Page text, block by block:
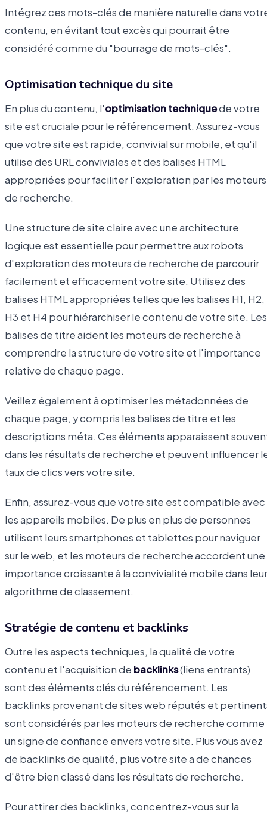
Intégrez ces mots-clés de manière naturelle dans
contenu, en évitant tout excès qui pourrait être
considéré comme du "bourrage de mots-clés".
Optimisation technique du site
En plus du contenu, l'optimisation techniquede votre
site est cruciale pour le référencement. Assurez-vous
que votre site est rapide, convivial sur mobile, et qu'il
utilise des URL conviviales et des balises HTML
appropriées pour faciliter l'exploration par les moteurs
de recherche.
Une structure de site claire avec une architecture
logique est essentielle pour permettre aux robots
d'exploration des moteurs de recherche de parcourir
facilement et efficacement votre site. Utilisez des
balises HTML appropriées telles que les balises H1, H2,
H3 et H4 pour hiérarchiser le contenu de votre site. Les
balises de titre aident les moteurs de recherche à
comprendre la structure de votre site et l'importance
relative de chaque page.
Veillez également à optimiser les métadonnées de
chaque page, y compris les balises de titre et les
descriptions méta. Ces éléments apparaissent
dans les résultats de recherche et peuvent influencer
taux de clics vers votre site.
Enfin, assurez-vous que votre site est compatible avec
les appareils mobiles. De plus en plus de personnes
utilisent leurs smartphones et tablettes pour naviguer
sur le web, et les moteurs de recherche accordent une
importance croissante à la convivialité mobile dans leur
algorithme de classement.
Stratégie de contenu et backlinks
Outre les aspects techniques, la qualité de votre
contenu et l'acquisition de backlinks(liens entrants)
sont des éléments clés du référencement. Les
backlinks provenant de sites web réputés et
sont considérés par les moteurs de recherche comme
un signe de confiance envers votre site. Plus vous avez
de backlinks de qualité, plus votre site a de chances
d'être bien classé dans les résultats de recherche.
Pour attirer des backlinks, concentrez-vous sur la